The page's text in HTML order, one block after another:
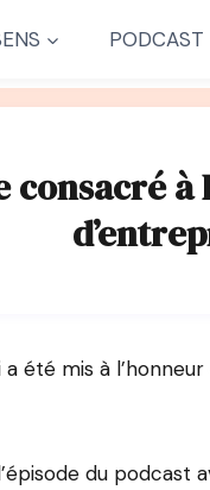
PODCAST
consacré à
été mis à
du podcast